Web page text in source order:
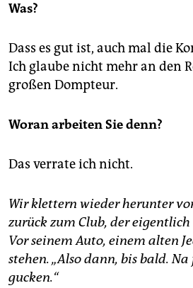
Was?
Dass es gut ist, auch mal die
Ich glaube nicht mehr an den
großen Dompteur.
Woran arbeiten Sie denn?
Das verrate ich nicht.
Wir klettern wieder herunter
zurück zum Club, der
Vor seinem Auto, einem alten
stehen. „Also dann, bis bald.
gucken.“